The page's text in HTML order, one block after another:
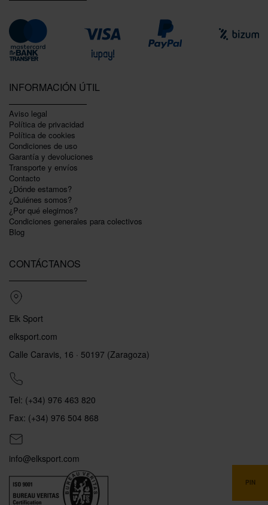
INFORMACIÓN ÚTIL
Aviso legal
Política de privacidad
Polí­tica de cookies
Condiciones de uso
Garantí­a y devoluciones
Transporte y envíos
Contacto
¿Dónde estamos?
¿Quiénes somos?
¿Por qué elegirnos?
Condiciones generales para colectivos
Blog
CONTÁCTANOS
Elk Sport
elksport.com
Calle Caravis, 16 · 50197 (Zaragoza)
Tel: (+34) 976 463 820
Fax: (+34) 976 504 868
info@elksport.com
PIN